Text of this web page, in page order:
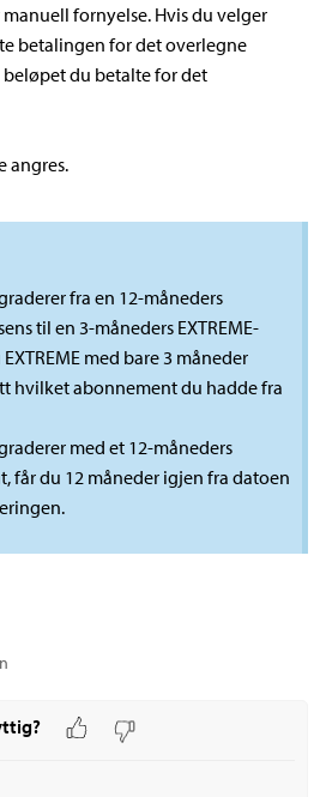
fornyelse. Hvis du velger
betalingen for det overlegne
du betalte for det
angres.
fra en 12-måneders
til en 3-måneders EXTREME-
med bare 3 måneder
hvilket abonnement du hadde fra
med et 12-måneders
får du 12 måneder igjen fra datoen